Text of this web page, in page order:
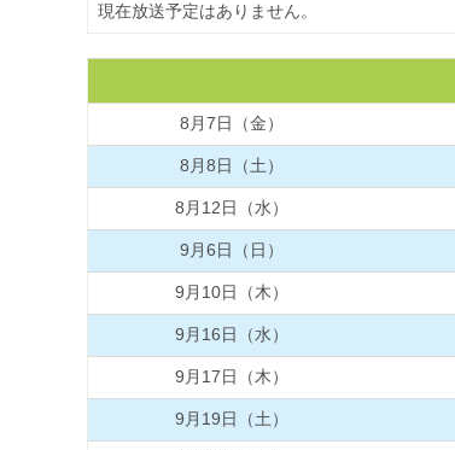
現在放送予定はありません。
8月7日（金）
8月8日（土）
8月12日（水）
9月6日（日）
9月10日（木）
9月16日（水）
9月17日（木）
9月19日（土）